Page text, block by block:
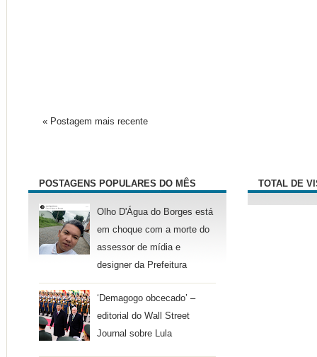
« Postagem mais recente
POSTAGENS POPULARES DO MÊS
Olho D'Água do Borges está
em choque com a morte do
assessor de mídia e
designer da Prefeitura
‘Demagogo obcecado’ –
editorial do Wall Street
Journal sobre Lula
TOTAL DE